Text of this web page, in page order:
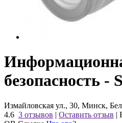
безопасность -
Измайловская ул., 30, Минск,
4.6 3 отзывов | Оставить отзыв |